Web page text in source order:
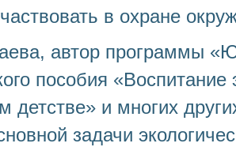
в охране
автор программы
пособия «Воспитание
детстве» и многих
задачи